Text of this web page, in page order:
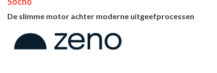
De slimme motor achter moderne uitgeefprocessen